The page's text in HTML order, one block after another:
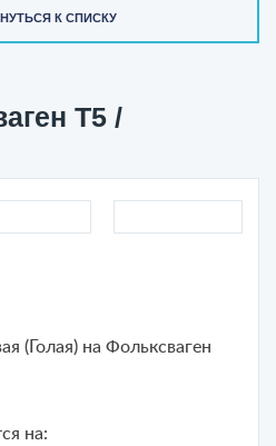
К СПИСКУ
Т5 /
(Голая) на Фольксваген
на: